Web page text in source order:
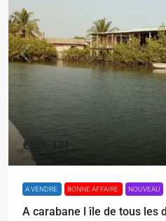
€191.171
A VENDRE BONNE AFFAIRE NOUVEAU
A carabane l île de tous les